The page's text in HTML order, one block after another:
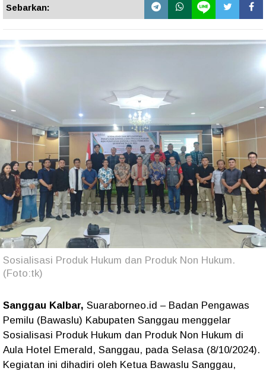
Sebarkan:
Sosialisasi Produk Hukum dan Produk Non Hukum.
(Foto:tk)
Sanggau Kalbar, Suaraborneo.id – Badan Pengawas
Pemilu (Bawaslu) Kabupaten Sanggau menggelar
Sosialisasi Produk Hukum dan Produk Non Hukum di
Aula Hotel Emerald, Sanggau, pada Selasa (8/10/2024).
Kegiatan ini dihadiri oleh Ketua Bawaslu Sanggau,